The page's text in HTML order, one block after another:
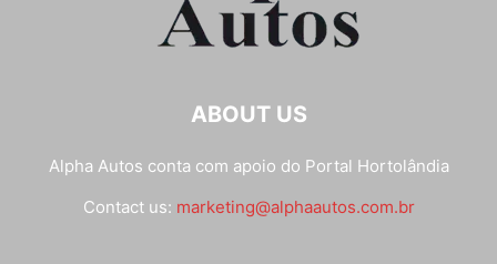
ABOUT US
Alpha Autos conta com apoio do Portal Hortolândia
Contact us: marketing@alphaautos.com.br